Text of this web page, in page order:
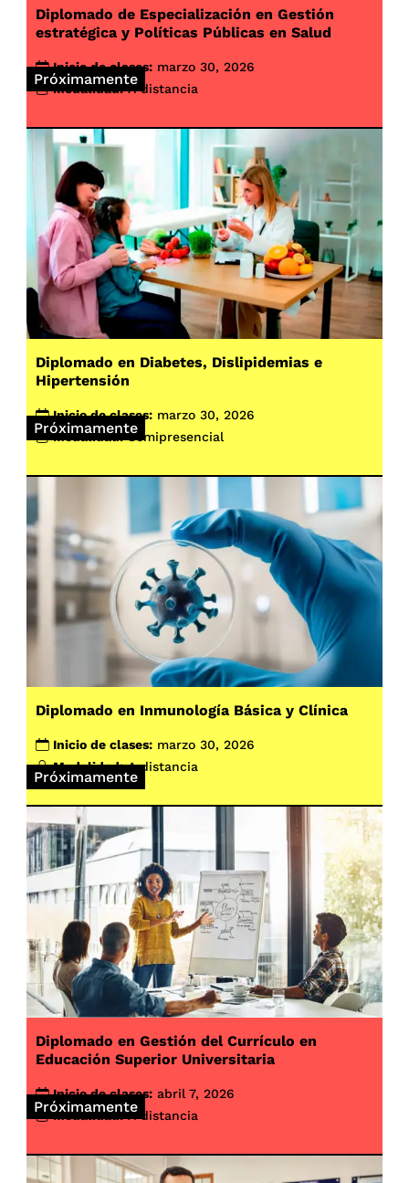
Próximamente
Diplomado de Especialización en Gestión
estratégica y Políticas Públicas en Salud
Inicio de clases: marzo 30, 2026
Modalidad: A distancia
Próximamente
Diplomado en Diabetes, Dislipidemias e
Hipertensión
Inicio de clases: marzo 30, 2026
Modalidad: Semipresencial
Próximamente
Diplomado en Inmunología Básica y Clínica
Inicio de clases: marzo 30, 2026
Modalidad: A distancia
Próximamente
Diplomado en Gestión del Currículo en
Educación Superior Universitaria
Inicio de clases: abril 7, 2026
Modalidad: A distancia